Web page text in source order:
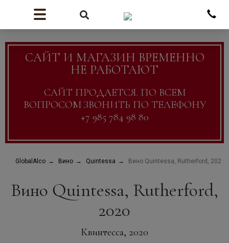
САЙТ И МАГАЗИН ВРЕМЕННО
НЕ РАБОТАЮТ
САЙТ ПРОДАЕТСЯ. ПО ВСЕМ
ВОПРОСОМ ЗВОНИТЬ ПО ТЕЛЕФОНУ
+7 985 784 98 80
GlobalAlco Вино Quintessa Вино Quintessa, Rutherford, 2020
Вино Quintessa, Rutherford,
2020
Квинтесса, 2020